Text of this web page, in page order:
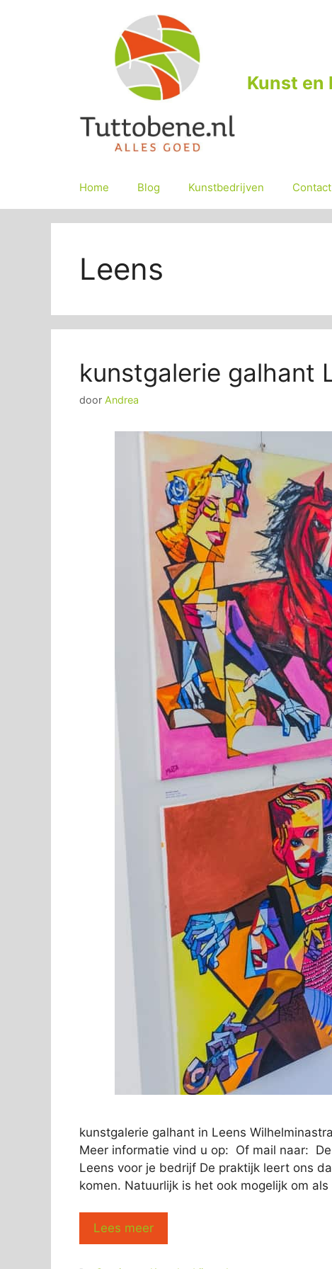
Kunst en
Home Blog Kunstbedrijven Contact
Leens
kunstgalerie galhant
door Andrea
kunstgalerie galhant in Leens
Meer informatie vind u op: Of mail naar:
Leens voor je bedrijf De praktijk leert ons
komen. Natuurlijk is het ook mogelijk om
Lees meer